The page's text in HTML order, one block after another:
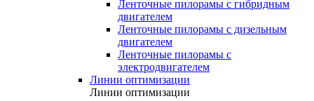
Ленточные пилорамы с гибридным
двигателем
Ленточные пилорамы с дизельным
двигателем
Ленточные пилорамы с
электродвигателем
Линии оптимизации
Линии оптимизации